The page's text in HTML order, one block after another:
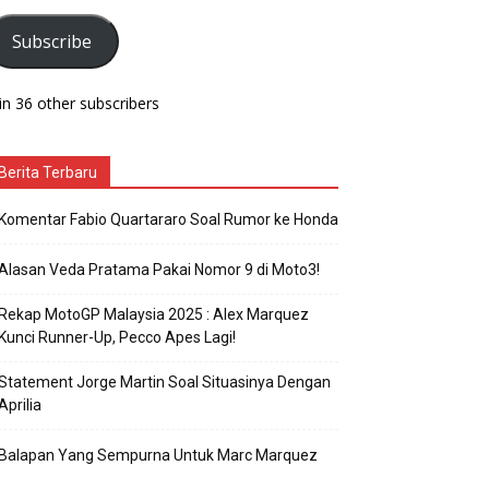
Subscribe
36 other subscribers
Terbaru
Fabio Quartararo Soal Rumor ke Honda
Veda Pratama Pakai Nomor 9 di Moto3!
MotoGP Malaysia 2025 : Alex Marquez
Runner-Up, Pecco Apes Lagi!
Jorge Martin Soal Situasinya Dengan
Yang Sempurna Untuk Marc Marquez